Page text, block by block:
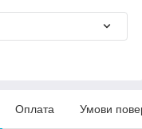
Оплата Умови